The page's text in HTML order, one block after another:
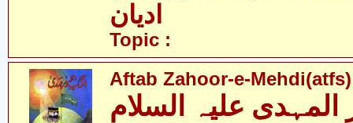
ادیان
Topic :
Aftab Zahoor-e-Mehdi(atfs)
علیہ السلام